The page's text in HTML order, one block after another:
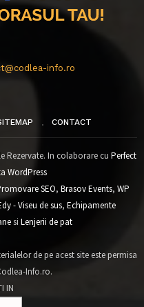
info.ro
CONTACT
Rezervate. In colaborare cu Perfect
WordPress
SEO, Brasov Events, WP
- Viseu de sus, Echipamente
si Lenjerii de pat
de pe acest site este permisa
Info.ro.
IN